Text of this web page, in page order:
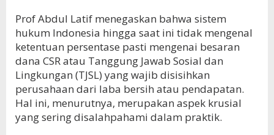
Prof Abdul Latif menegaskan bahwa sistem
hukum Indonesia hingga saat ini tidak mengenal
ketentuan persentase pasti mengenai besaran
dana CSR atau Tanggung Jawab Sosial dan
Lingkungan (TJSL) yang wajib disisihkan
perusahaan dari laba bersih atau pendapatan.
Hal ini, menurutnya, merupakan aspek krusial
yang sering disalahpahami dalam praktik.